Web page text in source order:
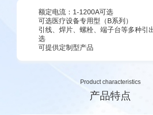
额定电流：1-1200A可选
可选医疗设备专用型（B系列）
引线、焊片、螺栓、端子台等多种引
选
可提供定制型产品
Product characteristics
产品特点